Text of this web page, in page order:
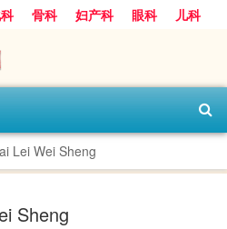
骨科 妇产科 眼科
儿科
Lei Wei Sheng
Sheng